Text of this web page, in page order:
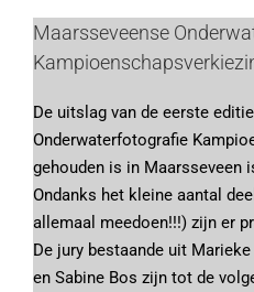
Bekijk
grotere
Maarsseveense
De uitslag van de eerste
Onderwaterfotografie
gehouden is in Maarsseveen
Ondanks het kleine aantal
allemaal meedoen!!!) zijn er
De jury bestaande uit
en Sabine Bos zijn tot de